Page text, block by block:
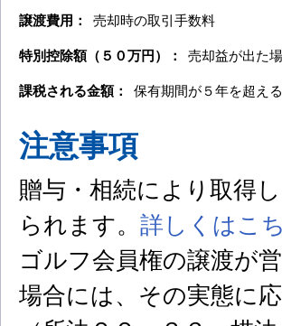
譲渡費用： 売却時の取引手数料
特別控除額（５０万円）： 売却益が出た
課税される金額： 保有期間が５年を超え
注意事項
贈与・相続により取得
られます。 詳しくはこ
ゴルフ会員権の譲渡が
場合には、その実態に